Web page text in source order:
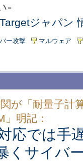
-
ジャパン
ー攻撃
マルウェア
が「耐量子計
明記：
応では
くサイバ